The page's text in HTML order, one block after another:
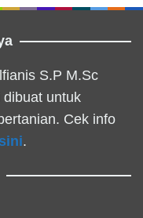
S.P M.Sc
dibuat untuk
Cek info
.